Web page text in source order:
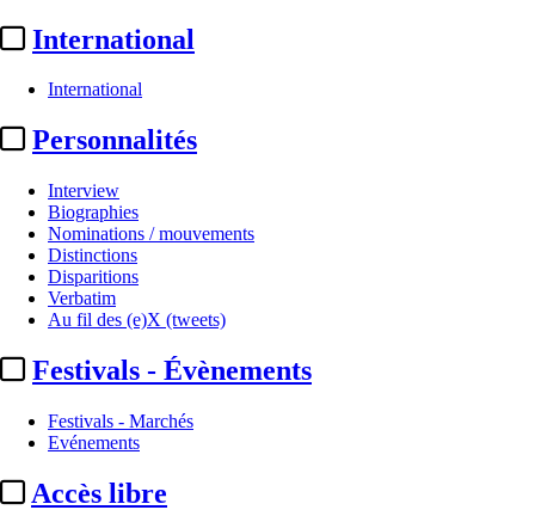
International
International
Personnalités
Interview
Biographies
Nominations / mouvements
Distinctions
Disparitions
Verbatim
Au fil des (e)X (tweets)
Festivals - Évènements
Festivals - Marchés
Evénements
Accès libre
Institutionnel
Assemblée nationale /
Audiovisuel public :
vacuité du ...
Par
LB
Actualité n° 349910|Publié le 18 juin 2026 16:51
...